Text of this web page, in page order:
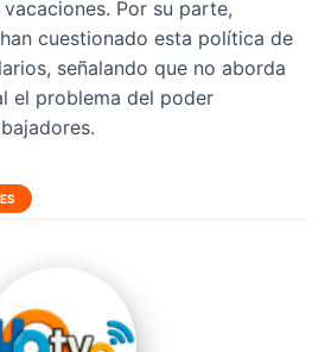
Por su parte,
cuestionado esta política de
señalando que no aborda
el problema del poder